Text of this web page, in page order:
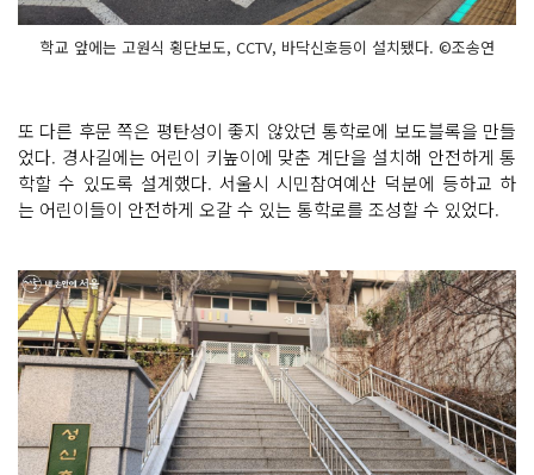
학교 앞에는 고원식 횡단보도, CCTV, 바닥신호등이 설치됐다. ©조송연
또 다른 후문 쪽은 평탄성이 좋지 않았던 통학로에 보도블록을 만들
었다. 경사길에는 어린이 키높이에 맞춘 계단을 설치해 안전하게 통
학할 수 있도록 설계했다. 서울시 시민참여예산 덕분에 등하교 하
는 어린이들이 안전하게 오갈 수 있는 통학로를 조성할 수 있었다.